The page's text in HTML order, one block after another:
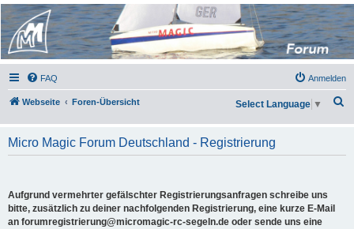
Micro Magic Forum
Deutschland
FAQ Anmelden
Webseite Foren-Übersicht
h
Select Language ▼
Micro Magic Forum Deutschland - Registrierung
Aufgrund vermehrter gefälschter Registrierungsanfragen schreibe uns
bitte, zusätzlich zu deiner nachfolgenden Registrierung, eine kurze E-Mail
an forumregistrierung@micromagic-rc-segeln.de oder sende uns eine